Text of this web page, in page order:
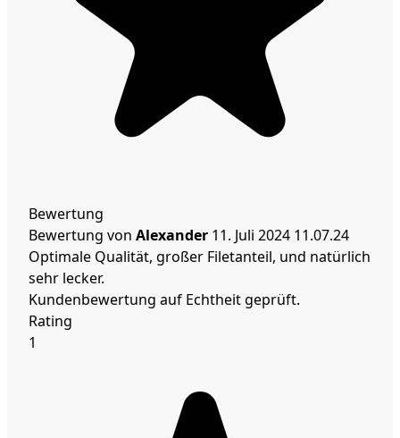
Bewertung
Bewertung von Alexander 11. Juli 2024 11.07.24
Optimale Qualität, großer Filetanteil, und natürlich
sehr lecker.
Kundenbewertung auf Echtheit geprüft.
Rating
1